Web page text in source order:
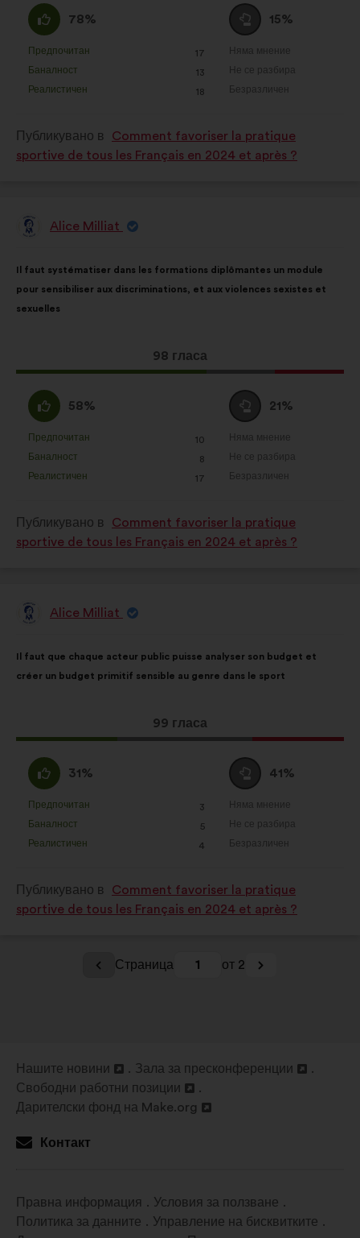
Съгласен
съм
:
78%
в
:
Предпочитан
: 17
пъти
Баналност
: 13
пъти
Реалистичен
: 18
пъти
Въздържал
се
:
15%
в
:
Няма мнение
:пъти
Не се разбира
:пъти
Безразличен
:пъти
Публикувано в
Comment favoriser la pratique
sportive de tous les Français en 2024 et après ?
ПредложениеAlice Milliat
на
предложението:
Il faut systématiser dans les formations diplômantes un module
pour sensibiliser aux discriminations, et aux violences sexistes et
sexuelles
Това
предложение
98 гласа
разпределението
е:
Съгласен
съм
:
58%
в
:
Предпочитан
: 10
пъти
Баналност
: 8
пъти
Реалистичен
: 17
пъти
Въздържал
се
:
21%
в
:
Няма мнение
:пъти
Не се разбира
:пъти
Безразличен
:пъти
Публикувано в
Comment favoriser la pratique
sportive de tous les Français en 2024 et après ?
ПредложениеAlice Milliat
на
предложението:
Il faut que chaque acteur public puisse analyser son budget et
créer un budget primitif sensible au genre dans le sport
Това
предложение
99 гласа
разпределението
е:
Съгласен
съм
:
31%
в
:
Предпочитан
: 3
пъти
Баналност
: 5
пъти
Реалистичен
: 4
пъти
Въздържал
се
:
41%
в
:
Няма мнение
:пъти
Не се разбира
:пъти
Безразличен
:пъти
Публикувано в
Comment favoriser la pratique
sportive de tous les Français en 2024 et après ?
Страница 1 от 2
Нашите новини
нов
раздел
Зала за пресконференции
Отваряне
Свободни работни позиции
Отваряне
в
нов
Дарителски фонд на Make.org
Отваряне
в
Контакт
Правна информация
Условия за ползване
Политика за данните
Управление на бисквитките